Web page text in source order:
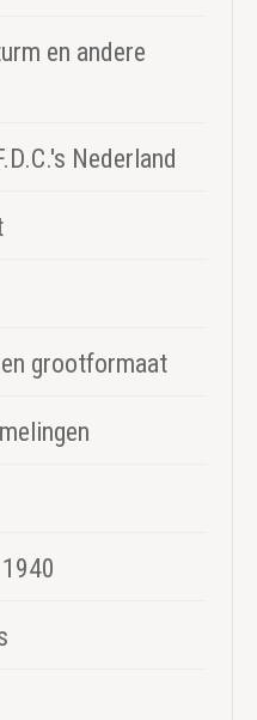
en andere
Nederland
grootformaat